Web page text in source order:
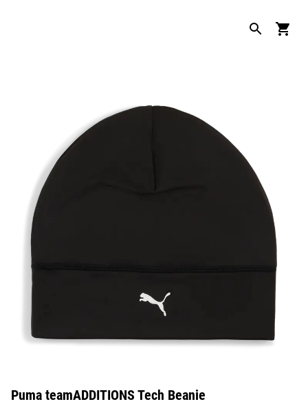
Puma teamADDITIONS Tech Beanie